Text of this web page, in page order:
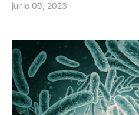
junio 09, 2023